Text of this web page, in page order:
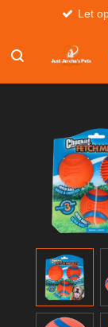
naar
hoofdinhoud
Let